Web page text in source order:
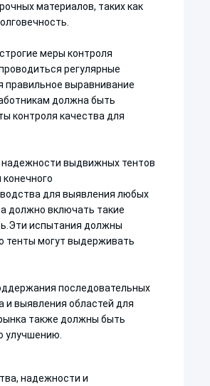
материалов, таких как
меры контроля
регулярные
правильное выравнивание
должна быть
контроля качества для
выдвижных тентов
для выявления любых
должно включать такие
испытания должны
тенты могут выдерживать
последовательных
и выявления областей для
также должны быть
улучшению.
надежности и